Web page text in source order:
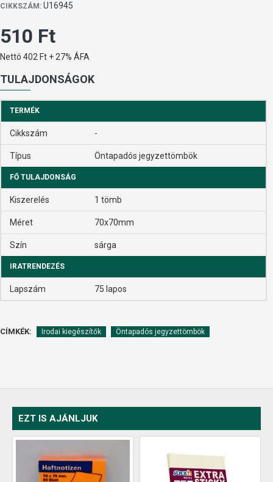
CIKKSZÁM: U16945
510 Ft
Nettó 402 Ft + 27% ÁFA
TULAJDONSÁGOK
TERMÉK
Cikkszám -
Típus Öntapadós jegyzettömbök
FŐ TULAJDONSÁG
Kiszerelés 1 tömb
Méret 70x70mm
Szín sárga
IRATRENDEZÉS
Lapszám 75 lapos
CÍMKÉK: Irodai kiegészítők Öntapadós jegyzettömbök
EZT IS AJÁNLJUK